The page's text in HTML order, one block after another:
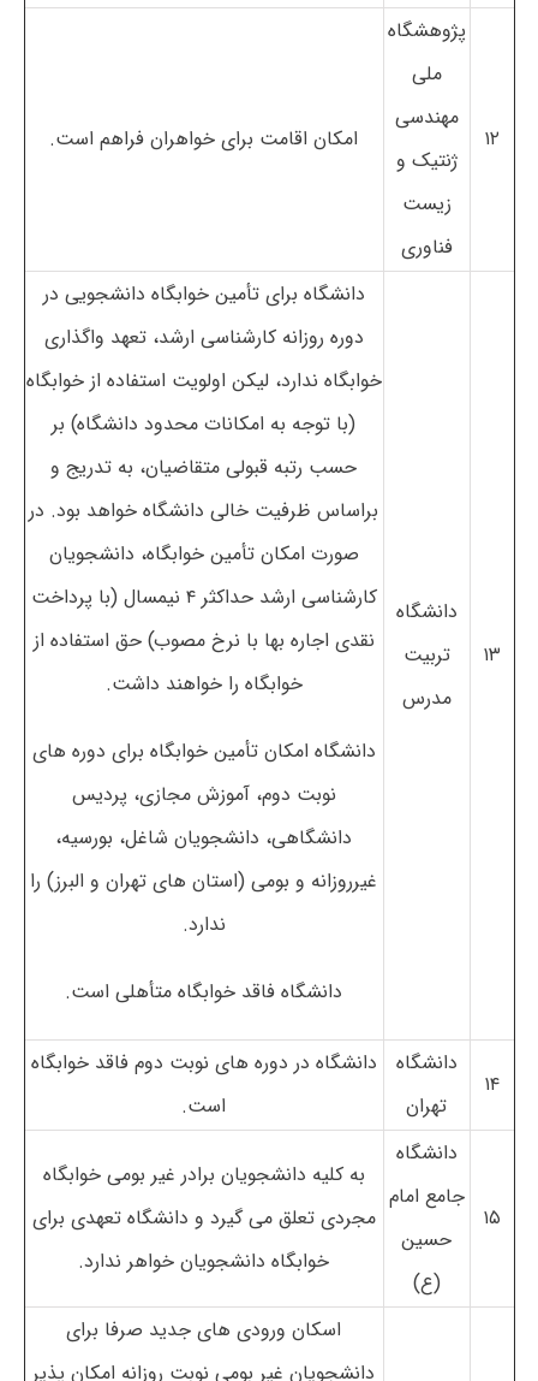
۱۲
پژوهشگاه
ملی
مهندسی
ژنتیک و
زیست
فناوری
امکان اقامت برای خواهران فراهم است.
۱۳
دانشگاه
تربیت
مدرس
دانشگاه برای تأمین خوابگاه دانشجویی در
دوره روزانه کارشناسی ارشد، تعهد واگذاری
خوابگاه ندارد، لیکن اولویت استفاده از خوابگاه
(با توجه به امکانات محدود دانشگاه) بر
حسب رتبه قبولی متقاضیان، به تدریج و
براساس ظرفیت خالی دانشگاه خواهد بود. در
صورت امکان تأمین خوابگاه، دانشجویان
کارشناسی ارشد حداکثر ۴ نیمسال (با پرداخت
نقدی اجاره بها با نرخ مصوب) حق استفاده از
خوابگاه را خواهند داشت.
دانشگاه امکان تأمین خوابگاه برای دوره های
نوبت دوم، آموزش مجازی، پردیس
دانشگاهی، دانشجویان شاغل، بورسیه،
غیرروزانه و بومی (استان های تهران و البرز) را
ندارد.
دانشگاه فاقد خوابگاه متأهلی است.
۱۴
دانشگاه
تهران
دانشگاه در دوره های نوبت دوم فاقد خوابگاه
است.
۱۵
دانشگاه
جامع امام
حسین
(ع)
به کلیه دانشجویان برادر غیر بومی خوابگاه
مجردی تعلق می گیرد و دانشگاه تعهدی برای
خوابگاه دانشجویان خواهر ندارد.
اسکان ورودی های جدید صرفا برای
دانشجویان غیر بومی نوبت روزانه امکان پذیر